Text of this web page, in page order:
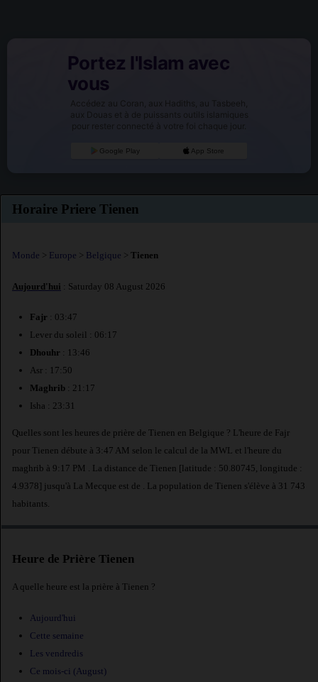
Portez l'Islam avec
vous
Accédez au Coran, aux Hadiths, au Tasbeeh,
aux Douas et à de puissants outils islamiques
pour rester connecté à votre foi chaque jour.
Google Play App Store
Horaire Priere Tienen
Monde > Europe > Belgique > Tienen
Aujourd'hui : Saturday 08 August 2026
Fajr : 03:47
Lever du soleil : 06:17
Dhouhr : 13:46
Asr : 17:50
Maghrib : 21:17
Isha : 23:31
Quelles sont les heures de prière de Tienen en Belgique ? L'heure de Fajr
pour Tienen débute à 3:47 AM selon le calcul de la MWL et l'heure du
maghrib à 9:17 PM . La distance de Tienen [latitude : 50.80745, longitude :
4.9378] jusqu'à La Mecque est de . La population de Tienen s'élève à 31 743
habitants.
Heure de Prière Tienen
A quelle heure est la prière à Tienen ?
Aujourd'hui
Cette semaine
Les vendredis
Ce mois-ci (August)